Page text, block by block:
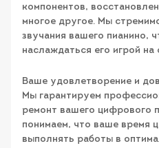
компонентов,
многое другое. Мы
звучания вашего пианино,
наслаждаться его игрой
Ваше удовлетворение и
Мы гарантируем
ремонт вашего цифрового
понимаем, что ваше время
выполнять работы в